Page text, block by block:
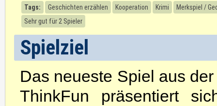
Tags: Geschichten erzählen Kooperation Krimi
Merkspiel /
Sehr gut für 2 Spieler
Spielziel
Das neueste Spiel aus
ThinkFun präsentiert